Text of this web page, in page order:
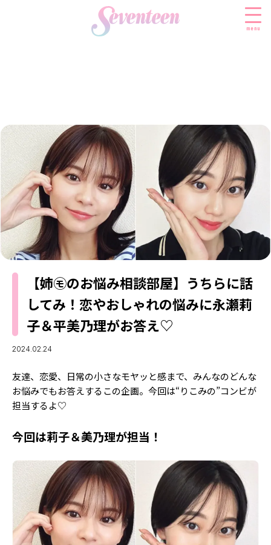
menu
FASHION
ファッションニュース
モデル私服
着回し
着痩せ
BEAUTY
ビューティニュース
トレンドメイク
ベストコスメ
ヘアアレンジ・ヘアケア
スキンケア
ボディケア
SCHOOL
スクールニュース
制服コーデ
学校ヘアメイク
勉強・受験・進路
ENTERTAINMENT
エンタメニュース
なにわ男子
K-POP
LIFESTYLE
ライフスタイルニュース
JKランキング・アワード
モデルの購入品
おでかけ
お悩み相談
JK TREND
MODELS
MODEL'S BLOG
TikTok
Instagram
YouTube
FORTUNE
MISS SEVENTEEN
バックナンバー
INFORMATION
Seventeenについて
【姉㋲のお悩み相談部屋】うちらに話
してみ！恋やおしゃれの悩みに永瀬莉
子＆平美乃理がお答え♡
2024.02.24
友達、恋愛、日常の小さなモヤッと感まで、みんなのどんな
お悩みでもお答えするこの企画。今回は“りこみの”コンビが
担当するよ♡
今回は莉子＆美乃理が担当！